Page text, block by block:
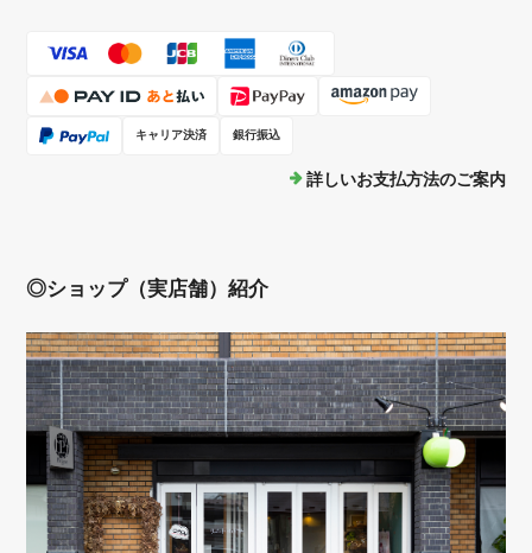
キャリア決済 銀行振込
詳しいお支払方法のご案内
◎ショップ（実店舗）紹介